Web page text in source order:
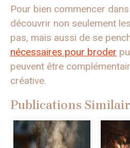
Pour bien commencer
découvrir non seulement
pas, mais aussi de se
nécessaires pour broder
peuvent être
créative.
Publications